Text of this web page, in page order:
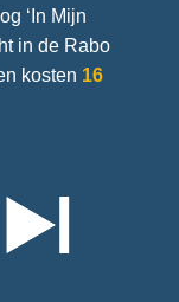
‘In Mijn
in de Rabo
kosten 16